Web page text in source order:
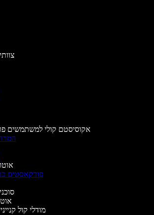
אקוסיסטם קולי למשתמשים
+
פודקאסטים
מודלי קול